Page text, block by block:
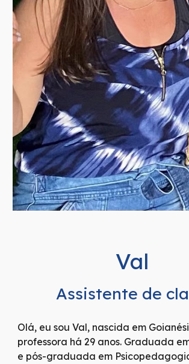
Val
Assistente de
Olá, eu sou Val, nascida em
professora há 29 anos. Graduada
e pós-graduada em